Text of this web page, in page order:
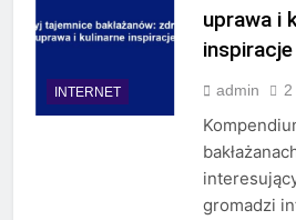
INTERNET
uprawa i
inspiracje
admin
gromadzi